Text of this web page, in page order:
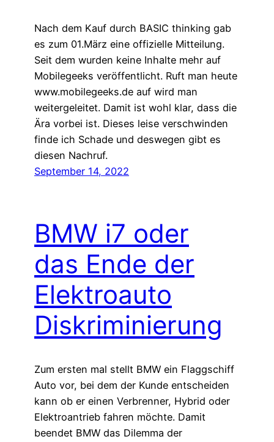
Nach dem Kauf durch BASIC thinking gab
es zum 01.März eine offizielle Mitteilung.
Seit dem wurden keine Inhalte mehr auf
Mobilegeeks veröffentlicht. Ruft man heute
www.mobilegeeks.de auf wird man
weitergeleitet. Damit ist wohl klar, dass die
Ära vorbei ist. Dieses leise verschwinden
finde ich Schade und deswegen gibt es
diesen Nachruf.
September 14, 2022
BMW i7 oder
das Ende der
Elektroauto
Diskriminierung
Zum ersten mal stellt BMW ein Flaggschiff
Auto vor, bei dem der Kunde entscheiden
kann ob er einen Verbrenner, Hybrid oder
Elektroantrieb fahren möchte. Damit
beendet BMW das Dilemma der